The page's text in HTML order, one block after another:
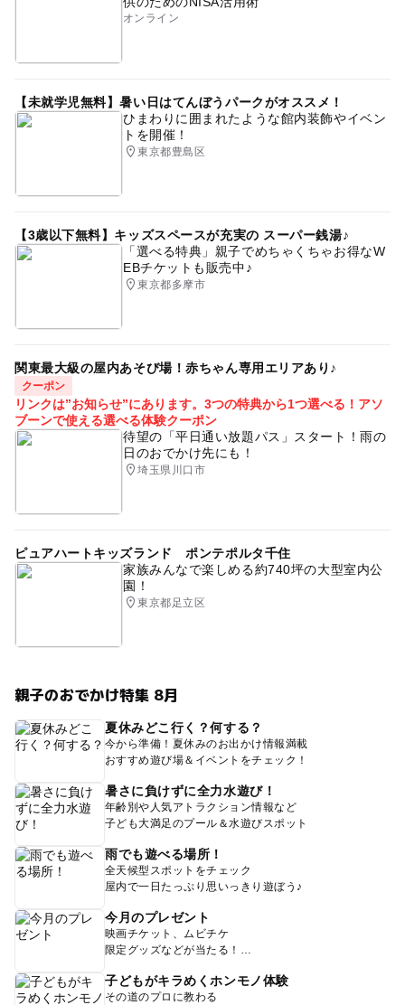
オンライン
【未就学児無料】暑い日はてんぼうパークがオススメ！
ひまわりに囲まれたような館内装飾やイベン
トを開催！
東京都豊島区
【3歳以下無料】キッズスペースが充実の スーパー銭湯♪
「選べる特典」親子でめちゃくちゃお得なW
EBチケットも販売中♪
東京都多摩市
関東最大級の屋内あそび場！赤ちゃん専用エリアあり♪
クーポン
リンクは”お知らせ”にあります。3つの特典から1つ選べる！アソ
ブーンで使える選べる体験クーポン
待望の「平日通い放題パス」スタート！雨の
日のおでかけ先にも！
埼玉県川口市
ピュアハートキッズランド ポンテポルタ千住
家族みんなで楽しめる約740坪の大型室内公
園！
東京都足立区
親子のおでかけ特集 8月
夏休みどこ行く？何する？
今から準備！夏休みのお出かけ情報満載
おすすめ遊び場＆イベントをチェック！
暑さに負けずに全力水遊び！
年齢別や人気アトラクション情報など
子ども大満足のプール＆水遊びスポット
雨でも遊べる場所！
全天候型スポットをチェック
屋内で一日たっぷり思いっきり遊ぼう♪
今月のプレゼント
映画チケット、ムビチケ
限定グッズなどが当たる！
子どもがキラめくホンモノ体験
その道のプロに教わる